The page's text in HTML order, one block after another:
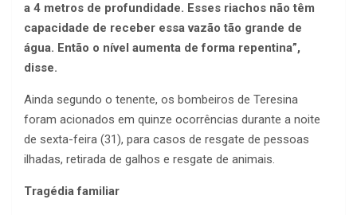
a 4 metros de profundidade. Esses riachos não têm
capacidade de receber essa vazão tão grande de
água. Então o nível aumenta de forma repentina”,
disse.
Ainda segundo o tenente, os bombeiros de Teresina
foram acionados em quinze ocorrências durante a noite
de sexta-feira (31), para casos de resgate de pessoas
ilhadas, retirada de galhos e resgate de animais.
Tragédia familiar